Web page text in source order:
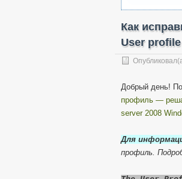
Как
User
Добрый день!
профиль —
server 2008
Для
профиль.